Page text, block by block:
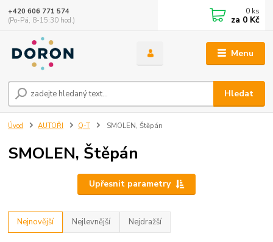
Menu
Hledat
+420 606 771 574
(Po-Pá, 8-15:30 hod.)
0 ks
za 0 Kč
Úvod AUTOŘI Q-T SMOLEN, Štěpán
SMOLEN, Štěpán
Upřesnit parametry
Nejnovější Nejlevnější Nejdražší